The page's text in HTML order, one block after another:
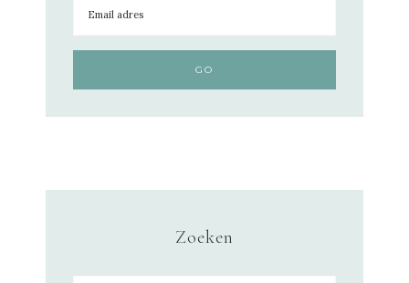
Zoeken